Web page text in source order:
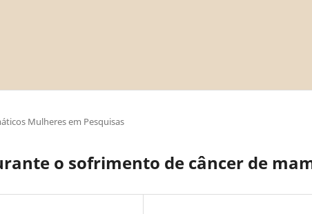
Mulheres em Pesquisas
o sofrimento de câncer de